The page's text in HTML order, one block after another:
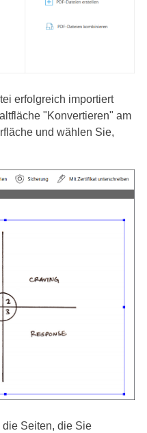
erfolgreich importiert
"Konvertieren" am
und wählen Sie,
Seiten, die Sie